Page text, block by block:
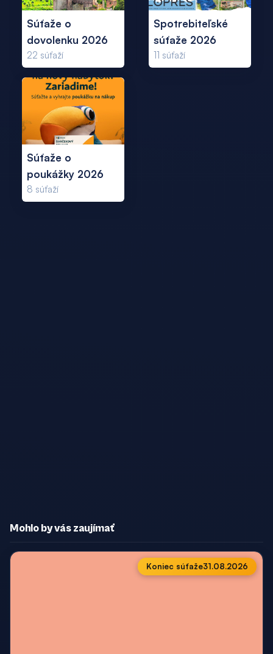
Súťaže o
dovolenku 2026
22 súťaží
Spotrebiteľské
súťaže 2026
11 súťaží
Súťaže o
poukážky 2026
8 súťaží
Mohlo by vás zaujímať
Koniec súťaže31.08.2026